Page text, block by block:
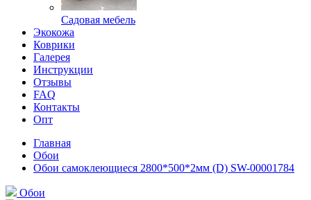
Садовая мебель
Экокожа
Коврики
Галерея
Инструкции
Отзывы
FAQ
Контакты
Опт
Главная
Обои
Обои самоклеющиеся 2800*500*2мм (D) SW-00001784
Обои